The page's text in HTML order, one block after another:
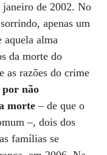
janeiro de 2002. No
apenas um
aquela alma
da morte do
as razões do crime
por não
morte – de que o
–, dois dos
famílias se